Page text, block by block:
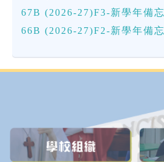
67B (2026-27)F3-新學年備忘
66B (2026-27)F2-新學年備忘